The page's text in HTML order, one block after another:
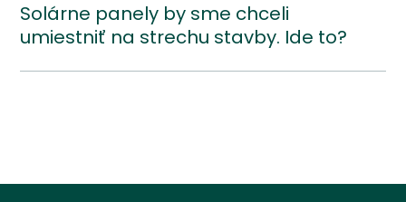
Solárne panely by sme chceli
umiestniť na strechu stavby. Ide to?